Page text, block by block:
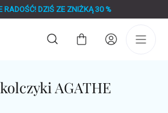
RADOŚĆ! DZIŚ ZE ZNIŻKĄ 30 %
Koszyk
AGATHE